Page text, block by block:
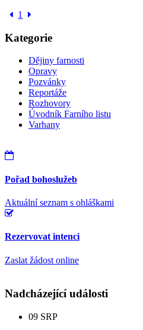
1
Kategorie
Dějiny farnosti
Opravy
Pozvánky
Reportáže
Rozhovory
Úvodník Farního listu
Varhany
Pořad bohoslužeb
Aktuální seznam s ohláškami
Rezervovat intenci
Zaslat žádost online
Nadcházející události
09 SRP